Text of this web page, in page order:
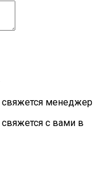
свяжется менеджер
с вами в